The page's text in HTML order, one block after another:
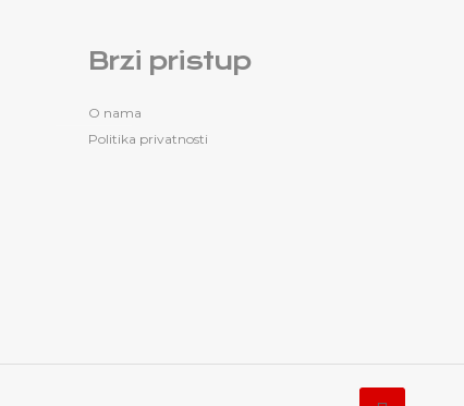
Brzi pristup
O nama
Politika privatnosti